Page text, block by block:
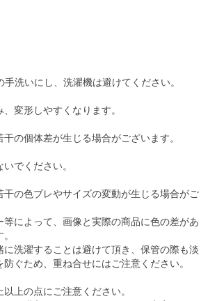
洗いにし、洗濯機は避けてください。
、変形しやすくなります。
干の個体差が生じる場合がございます。
でください。
干の色ブレやサイズの変動が生じる場合がご
等によって、画像と実際の商品に色の差があ
に洗濯することは避けて頂き、保管の際も淡
ぐため、重ね合せにはご注意ください。
上の点にご注意ください。